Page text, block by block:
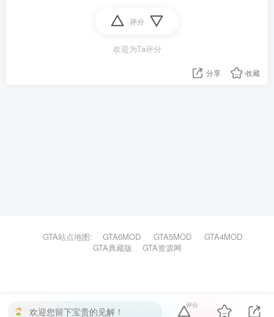
评分
欢迎为Ta评分
分享 收藏
GTA站点地图: GTA6MOD GTA5MOD
GTA4MOD
GTA典藏版
GTA资源网
欢迎您留下宝贵的见解！
评分
本站主题由Zibll子比主题强力驱动 联系作者